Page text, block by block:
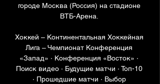
городе Москва (Россия) на стадионе
ВТБ-Арена.
Хоккей – Континентальная Хоккейная
Лига – Чемпионат Конференция
«Запад» · Конференция «Восток» ·
Поиск видео · Будущие матчи · Топ-10
· Прошедшие матчи · Выбор